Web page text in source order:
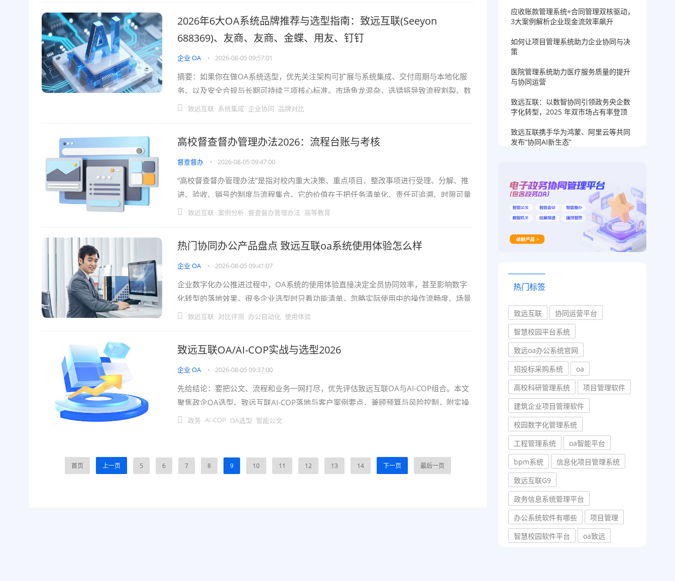
2026年6大OA系统品牌推荐与选型指南：致远互联(Seeyon
688369)、友商、友商、金蝶、用友、钉钉
企业 OA • 2026-08-05 09:57:01
摘要：如果你在做OA系统选型，优先关注架构可扩展与系统集成、交付周期与本地化服
务、以及安全合规与长期可持续三项核心标准。市场鱼龙混杂，选错将导致流程割裂、数
据孤岛与高昂二次开发成本。本文基于主流厂商公
致远互联 系统集成 企业协同 品牌对比
高校督查督办管理办法2026：流程台账与考核
督查督办 • 2026-08-05 09:47:00
“高校督查督办管理办法”是指对校内重大决策、重点项目、整改事项进行受理、分解、推
进、验收、销号的制度与流程集合。它的价值在于把任务清单化、责任可追溯、时限可量
化，形成闭环证据链，减少扯皮与超期风险，服
致远互联 案例分析 督查督办管理办法 高等教育
热门协同办公产品盘点 致远互联oa系统使用体验怎么样
企业 OA • 2026-08-05 09:41:07
企业数字化办公推进过程中，OA系统的使用体验直接决定全员协同效率，甚至影响数字
化转型的落地效果。很多企业选型时只看功能清单，忽略实际使用中的操作流畅度、场景
适配性、长期迭代能力，导致上线后员工使用率低
致远互联 对比评测 办公自动化 使用体验
致远互联OA/AI-COP实战与选型2026
企业 OA • 2026-08-05 09:37:00
先给结论：要把公文、流程和业务一网打尽，优先评估致远互联OA与AI-COP组合。本文
聚焦政企OA选型、致远互联AI-COP落地与客户案例要点，兼顾预算与风险控制，附实操
清单与对比表，便于一线决策。某省
政务 AI-COP OA选型 智能公文
首页 上一页 5 6 7 8 9 10 11 12 13 14 下一页 最后一页
应收账款管理系统+合同管理双核驱动，
3大案例解析企业现金流效率飙升
如何让项目管理系统助力企业协同与决
策
医院管理系统助力医疗服务质量的提升
与协同运营
致远互联：以数智协同引领政务央企数
字化转型，2025 年双市场占有率登顶
致远互联携手华为鸿蒙、阿里云等共同
发布“协同AI新生态”
热门标签
致远互联
协同运营平台
智慧校园平台系统
致远oa办公系统官网
招投标采购系统
oa
高校科研管理系统
项目管理软件
建筑企业项目管理软件
校园数字化管理系统
工程管理系统
oa智能平台
bpm系统
信息化项目管理系统
致远互联G9
政务信息系统管理平台
办公系统软件有哪些
项目管理
智慧校园软件平台
oa致远